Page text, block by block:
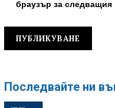
браузър за следващия
Последвайте ни